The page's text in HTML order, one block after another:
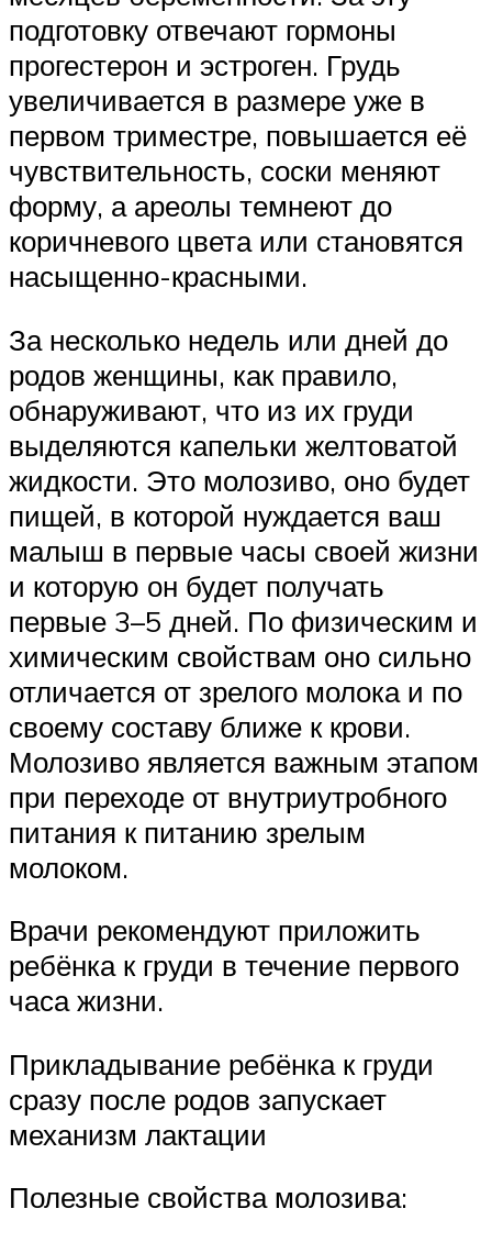
подготовку отвечают гормоны
прогестерон и эстроген. Грудь
увеличивается в размере уже в
первом триместре, повышается её
чувствительность, соски меняют
форму, а ареолы темнеют до
коричневого цвета или становятся
насыщенно-красными.
За несколько недель или дней до
родов женщины, как правило,
обнаруживают, что из их груди
выделяются капельки желтоватой
жидкости. Это молозиво, оно будет
пищей, в которой нуждается ваш
малыш в первые часы своей жизни
и которую он будет получать
первые 3–5 дней. По физическим и
химическим свойствам оно сильно
отличается от зрелого молока и по
своему составу ближе к крови.
Молозиво является важным этапом
при переходе от внутриутробного
питания к питанию зрелым
молоком.
Врачи рекомендуют приложить
ребёнка к груди в течение первого
часа жизни.
Прикладывание ребёнка к груди
сразу после родов запускает
механизм лактации
Полезные свойства молозива: